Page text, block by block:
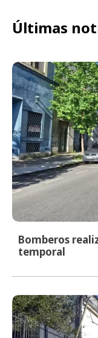
Últimas
Bomberos
temporal